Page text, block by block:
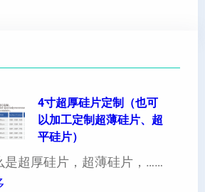
4寸超厚硅片定制（也可
以加工定制超薄硅片、超
平硅片）
是超厚硅片，超薄硅片，……